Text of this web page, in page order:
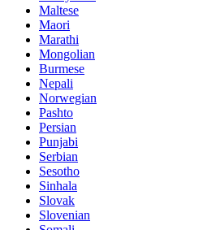
Maltese
Maori
Marathi
Mongolian
Burmese
Nepali
Norwegian
Pashto
Persian
Punjabi
Serbian
Sesotho
Sinhala
Slovak
Slovenian